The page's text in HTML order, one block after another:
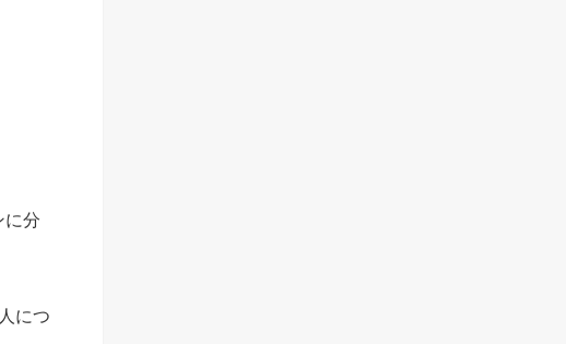
に分
につ